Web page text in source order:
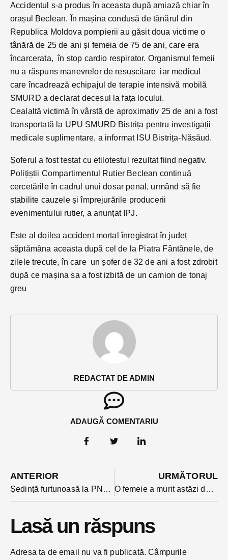
REDACTAT DE ADMIN
ADAUGĂ COMENTARIU
Accidentul s-a produs în aceasta după amiază chiar în
orașul Beclean. În mașina condusă de tânărul din
Republica Moldova pompierii au găsit doua victime o
tânără de 25 de ani și femeia de 75 de ani, care era
încarcerata, în stop cardio respirator. Organismul femeii
nu a răspuns manevrelor de resuscitare iar medicul
care încadrează echipajul de terapie intensivă mobilă
SMURD a declarat decesul la fața locului.
Cealaltă victimă în vârstă de aproximativ 25 de ani a fost
transportată la UPU SMURD Bistrița pentru investigații
medicale suplimentare, a informat ISU Bistrița-Năsăud.
Șoferul a fost testat cu etilotestul rezultat fiind negativ.
Polițiștii Compartimentul Rutier Beclean continuă
cercetările în cadrul unui dosar penal, urmând să fie
stabilite cauzele și împrejurările producerii
evenimentului rutier, a anunțat IPJ.
Este al doilea accident mortal înregistrat în județ
săptămâna aceasta după cel de la Piatra Fântânele, de
zilele trecute, în care un șofer de 32 de ani a fost zdrobit
după ce mașina sa a fost izbită de un camion de tonaj
greu
ANTERIOR
Ședință furtunoasă la PNL Bistrița-Năsăud în prezența președintelui Nicolae Ciucă și a mai multor lideri centrali. Ce s-a decis? (SURSE)
URMĂTORUL
O femeie a murit astăzi după ce mașina în care se afla s-a izbit de stalp de electricitate în Beclean. E al doilea accident mortal din această săptămână
Lasă un răspuns
Adresa ta de email nu va fi publicată. Câmpurile